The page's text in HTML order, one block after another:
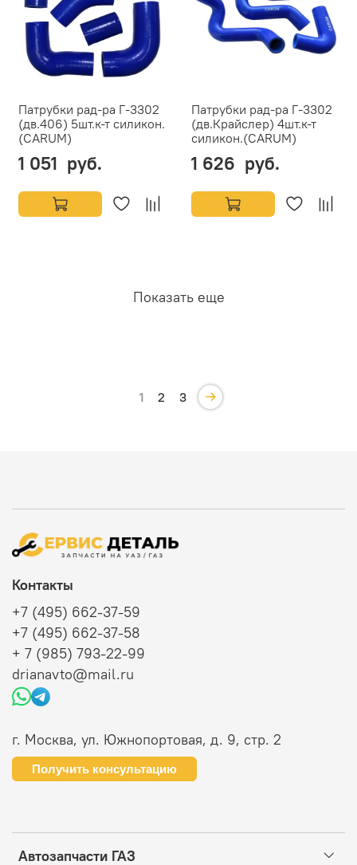
Патрубки рад-ра Г-3302
(дв.406) 5шт.к-т силикон.
(CARUM)
1 051 руб.
Патрубки рад-ра Г-3302
(дв.Крайслер) 4шт.к-т
силикон.(CARUM)
1 626 руб.
Показать еще
1 2 3
Автозапчасти ГАЗ
Контакты
+7 (495) 662-37-59
+7 (495) 662-37-58
+ 7 (985) 793-22-99
drianavto@mail.ru
г. Москва, ул. Южнопортовая, д. 9, стр. 2
Получить консультацию